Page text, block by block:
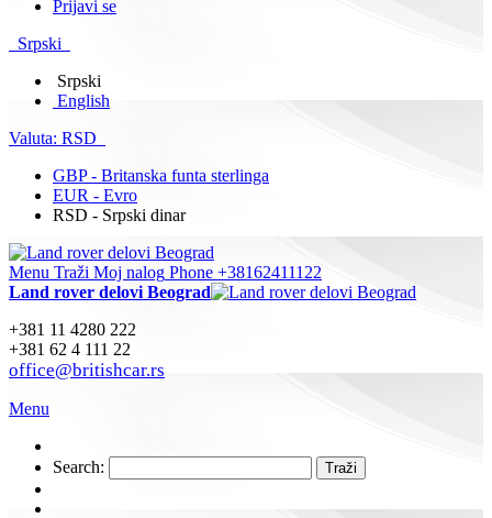
Prijavi se
Srpski
Srpski
English
Valuta: RSD
GBP - Britanska funta sterlinga
EUR - Evro
RSD - Srpski dinar
Menu Traži Moj nalog Phone +38162411122
Land rover delovi Beograd
+381 11 4280 222
+381 62 4 111 22
office@britishcar.rs
Menu
Search: Traži